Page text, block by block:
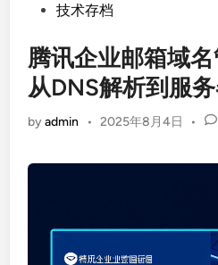
Posted技术存档
腾讯企业邮箱域名
从DNS解析到服
byadmin • 2025年8月4日 •